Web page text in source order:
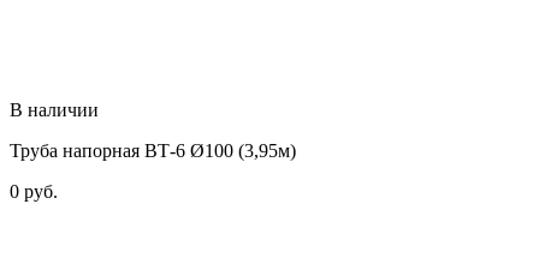
В наличии
Труба напорная ВТ-6 Ø100 (3,95м)
0 руб.